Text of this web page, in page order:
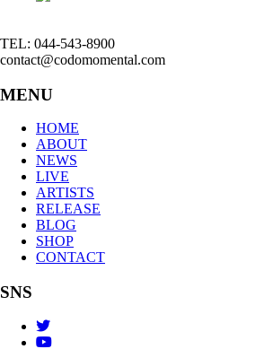
TEL: 044-543-8900
contact@codomomental.com
MENU
HOME
ABOUT
NEWS
LIVE
ARTISTS
RELEASE
BLOG
SHOP
CONTACT
SNS